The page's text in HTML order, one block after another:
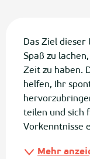
Das Ziel dieser
Spaß zu
Zeit zu haben.
helfen, Ihr
teilen und sich
Vorkenntnisse
Mehr